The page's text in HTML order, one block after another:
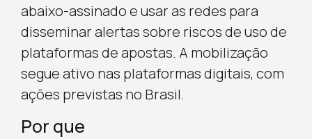
abaixo-assinado e usar as redes para
disseminar alertas sobre riscos de uso de
plataformas de apostas. A mobilização
segue ativo nas plataformas digitais, com
ações previstas no Brasil.
Por que